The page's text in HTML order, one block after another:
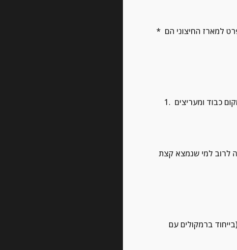
* ישנם מגברי כוח הבנויים כדואל מונו מלא עם 2 כבלי חשמל שאפשר תיאורטית לנסר את היחידה ל 2 ועדיין הם יפעלו היות ופרט למארז החיצוני הם